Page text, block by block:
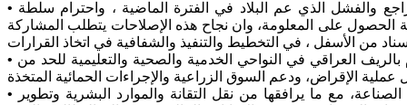
• الإقدام الجريء على إصلاح سياسي بعيدا عن نظام المحاصصة المسؤول عن التراجع والفشل الذي عم البلاد في الفترة الماضية ، واحترام سلطة
الحصول على المعلومة، وان نجاح هذه الإصلاحات يتطلب المشاركة
• الشروع في ثورة خضراء من خلال دعم المزارعين ذوي الدخول الواطئة، والاهتمام بالريف العراقي في النواحي الخدمية والصحية والتعليمية للحد من
• تبني إستراتيجية اقتصادية تتلاءم مع واقع الاقتصاد العراقي وتستهدف تنمية قطاع الصناعة، مع ما يرافقها من نقل التقانة والموارد البشرية وتطوير